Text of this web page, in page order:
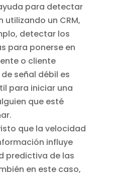
para detectar
utilizando un CRM,
detectar los
para ponerse en
o cliente
señal débil es
para iniciar una
que esté
que la velocidad
influye
predictiva de las
en este caso,